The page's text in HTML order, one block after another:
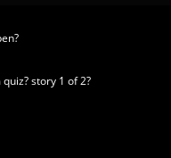
story 1 of 2?